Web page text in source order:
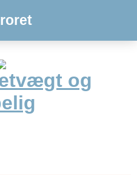
og